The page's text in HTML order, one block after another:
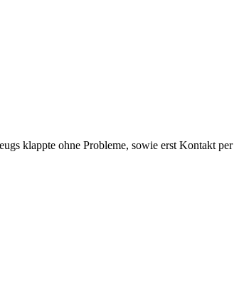
klappte ohne Probleme, sowie erst Kontakt per